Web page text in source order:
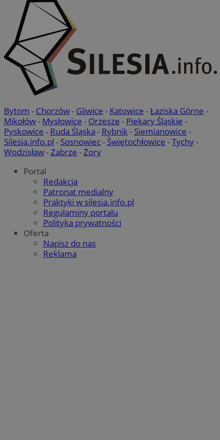
Bytom - Chorzów- Gliwice - Katowice -Łaziska Górne -
Mikołów- Mysłowice - Orzesze - Piekary Śląskie -
Pyskowice - Ruda Śląska - Rybnik- Siemianowice -
Silesia.info.pl - Sosnowiec- Świętochłowice -Tychy-
Wodzisław-Zabrze -Żory
Portal
Redakcja
Patronat medialny
Praktyki w silesia.info.pl
Regulaminy portalu
Polityka prywatności
Oferta
Napisz do nas
Reklama
podstawowych funkcji strony internetowej, takich jak
logowanie użytkownika i zarządzanie kontem. Bez niezbędnych
plików cookie nie można prawidłowo korzystać ze strony
internetowej.
Nazwa
Domena
SessID
mojbytom.pl 1 rok
MvSessID mojbytom.pl